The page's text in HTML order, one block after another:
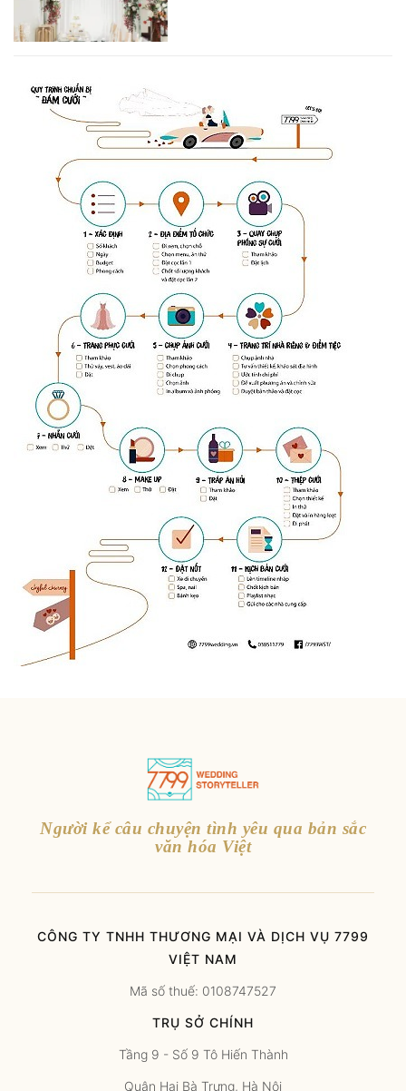
Người kể câu chuyện tình yêu qua bản sắc
văn hóa Việt
CÔNG TY TNHH THƯƠNG MẠI VÀ DỊCH VỤ 7799
VIỆT NAM
Mã số thuế: 0108747527
TRỤ SỞ CHÍNH
Tầng 9 - Số 9 Tô Hiến Thành
Quận Hai Bà Trưng, Hà Nội